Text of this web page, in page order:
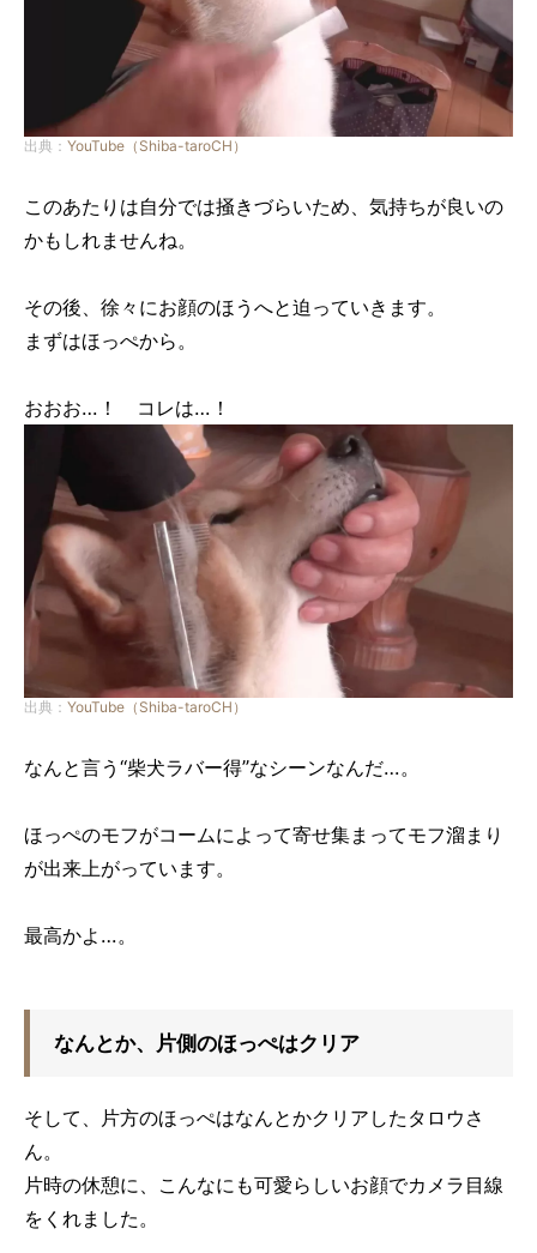
出典： YouTube（Shiba-taroCH）
このあたりは自分では掻きづらいため、気持ちが良いの
かもしれませんね。
その後、徐々にお顔のほうへと迫っていきます。
まずはほっぺから。
おおお…！ コレは…！
出典： YouTube（Shiba-taroCH）
なんと言う“柴犬ラバー得”なシーンなんだ…。
ほっぺのモフがコームによって寄せ集まってモフ溜まり
が出来上がっています。
最高かよ…。
なんとか、片側のほっぺはクリア
そして、片方のほっぺはなんとかクリアしたタロウさ
ん。
片時の休憩に、こんなにも可愛らしいお顔でカメラ目線
をくれました。